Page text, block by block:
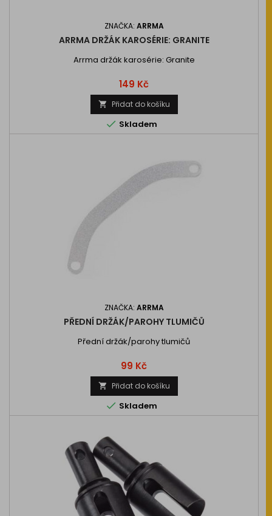
ZNAČKA: ARRMA
ARRMA DRŽÁK KAROSÉRIE: GRANITE
Arrma držák karosérie: Granite
Cena
149 Kč
 Přidat do košíku
 Skladem
ZNAČKA: ARRMA
PŘEDNÍ DRŽÁK/PAROHY TLUMIČŮ
Přední držák/parohy tlumičů
Cena
99 Kč
 Přidat do košíku
 Skladem